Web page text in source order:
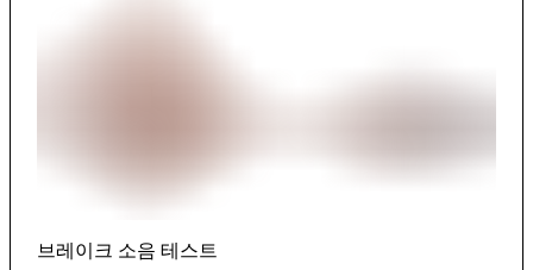
브레이크 소음 테스트